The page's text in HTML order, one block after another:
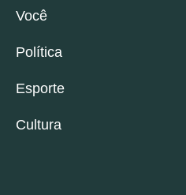
Você
Política
Esporte
Cultura